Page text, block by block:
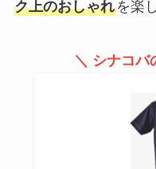
ク上のおしゃれを楽
＼ シナコバ